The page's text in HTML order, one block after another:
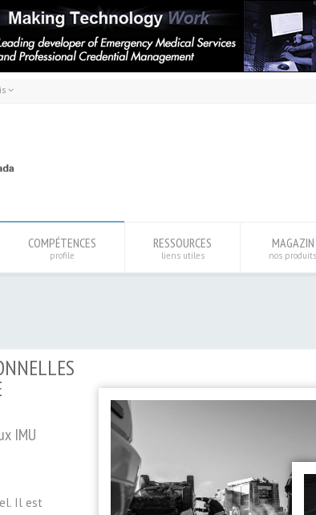
COMPÉTENCES
profile
RESSOURCES
liens utiles
MAGAZIN
nos produits
IMU
Il est